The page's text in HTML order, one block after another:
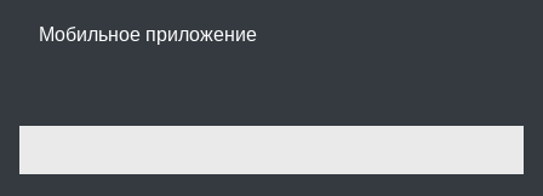
Мобильное приложение